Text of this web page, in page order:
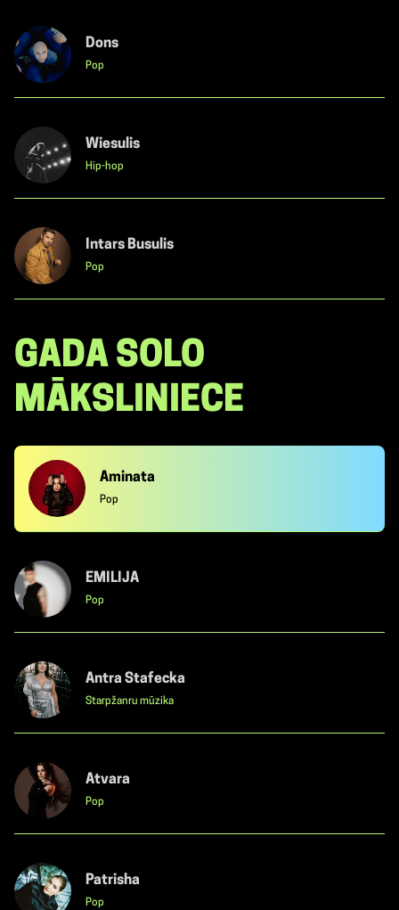
Dons
Pop
Wiesulis
Hip-hop
Intars Busulis
Pop
GADA SOLO
MĀKSLINIECE
Aminata
Pop
EMILIJA
Pop
Antra Stafecka
Starpžanru mūzika
Atvara
Pop
Patrisha
Pop